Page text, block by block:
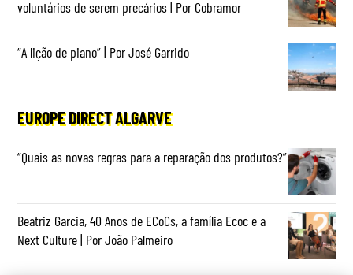
voluntários de serem precários | Por Cobramor
“A lição de piano” | Por José Garrido
EUROPE DIRECT ALGARVE
“Quais as novas regras para a reparação dos produtos?”
Beatriz Garcia, 40 Anos de ECoCs, a família Ecoc e a
Next Culture | Por João Palmeiro